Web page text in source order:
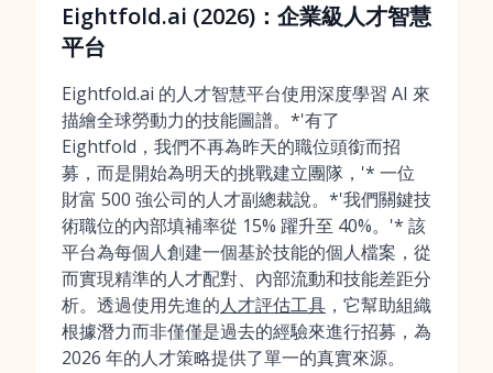
Eightfold.ai (2026)：企業級人才智慧
平台
Eightfold.ai 的人才智慧平台使用深度學習 AI 來
描繪全球勞動力的技能圖譜。*'有了
Eightfold，我們不再為昨天的職位頭銜而招
募，而是開始為明天的挑戰建立團隊，'* 一位
財富 500 強公司的人才副總裁說。*'我們關鍵技
術職位的內部填補率從 15% 躍升至 40%。'* 該
平台為每個人創建一個基於技能的個人檔案，從
而實現精準的人才配對、內部流動和技能差距分
析。透過使用先進的人才評估工具 ，它幫助組織
根據潛力而非僅僅是過去的經驗來進行招募，為
2026 年的人才策略提供了單一的真實來源。